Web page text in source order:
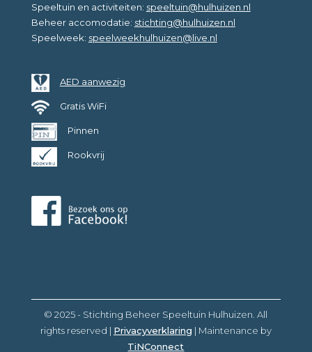
Speeltuin en activiteiten: speeltuin@hulhuizen.nl
Beheer accomodatie: stichting@hulhuizen.nl
Speelweek: speelweekhulhuizen@live.nl
AED aanwezig
Gratis WiFi
Pinnen
Rookvrij
© 2025 - Stichting Beheer Speeltuin Hulhuizen. All
rights reserved | Privacyverklaring | Maintenance by
TiNConnect